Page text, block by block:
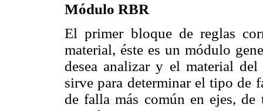
Módulo RBR
El primer bloque de reglas
material, éste es un módulo
desea analizar y el material
sirve para determinar el tipo de
de falla más común en ejes,